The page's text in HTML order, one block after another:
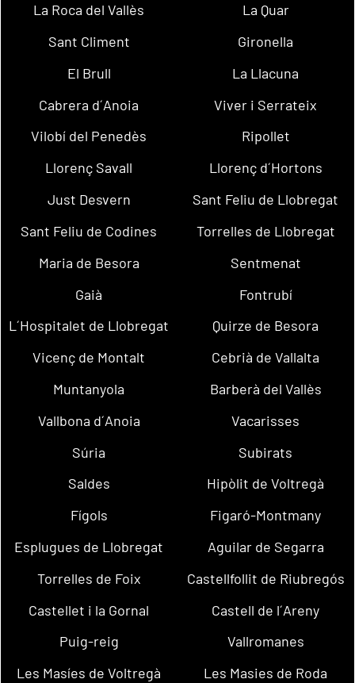
La Roca del Vallès
La Quar
Sant Climent
Gironella
El Brull
La Llacuna
Cabrera d´Anoia
Viver i Serrateix
Vilobí del Penedès
Ripollet
Llorenç Savall
Llorenç d´Hortons
Just Desvern
Sant Feliu de Llobregat
Sant Feliu de Codines
Torrelles de Llobregat
Maria de Besora
Sentmenat
Gaià
Fontrubí
L´Hospitalet de Llobregat
Quirze de Besora
Vicenç de Montalt
Cebrià de Vallalta
Muntanyola
Barberà del Vallès
Vallbona d´Anoia
Vacarisses
Súria
Subirats
Saldes
Hipòlit de Voltregà
Fígols
Figaró-Montmany
Esplugues de Llobregat
Aguilar de Segarra
Torrelles de Foix
Castellfollit de Riubregós
Castellet i la Gornal
Castell de l´Areny
Puig-reig
Vallromanes
Les Masíes de Voltregà
Les Masies de Roda